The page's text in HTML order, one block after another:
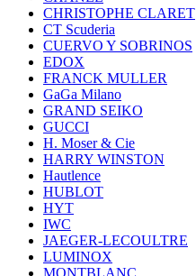
CHRISTOPHE CLARET
CT Scuderia
CUERVO Y SOBRINOS
EDOX
FRANCK MULLER
GaGa Milano
GRAND SEIKO
GUCCI
H. Moser & Cie
HARRY WINSTON
Hautlence
HUBLOT
HYT
IWC
JAEGER-LECOULTRE
LUMINOX
MONTBLANC